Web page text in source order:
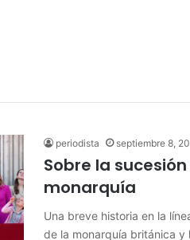
periodista septiembre 8,
Sobre la
monarquía
Una breve historia en la
de la monarquía británica y